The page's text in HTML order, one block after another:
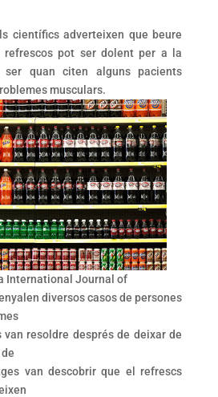
científics adverteixen que beure
refrescos pot ser dolent per a la
quan citen alguns pacients
musculars.
International Journal of
diversos casos de persones
resoldre després de deixar de
van descobrir que el refrescs